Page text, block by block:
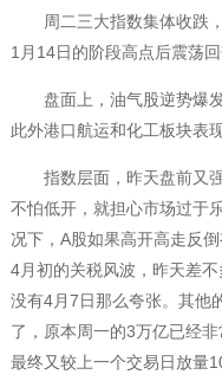
周二三大指数集体收跌，
1月14日的阶段高点后震荡回
盘面上，油气股逆势爆发
此外港口航运和化工板块表
指数层面，昨天盘前又强
不怕低开，就担心市场过于
况下，A股如果高开高走反
4月初的关税风波，昨天差
没有4月7日那么夸张。其他
了，原本周一的3万亿已经
最终又较上一个交易日放量